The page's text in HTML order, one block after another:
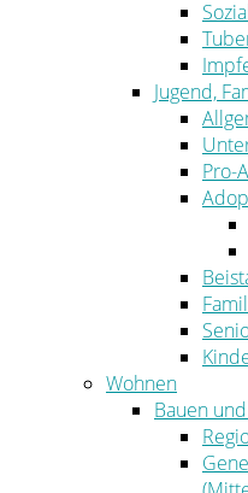
Jugend,
Pro-
Wohnen
Bauen